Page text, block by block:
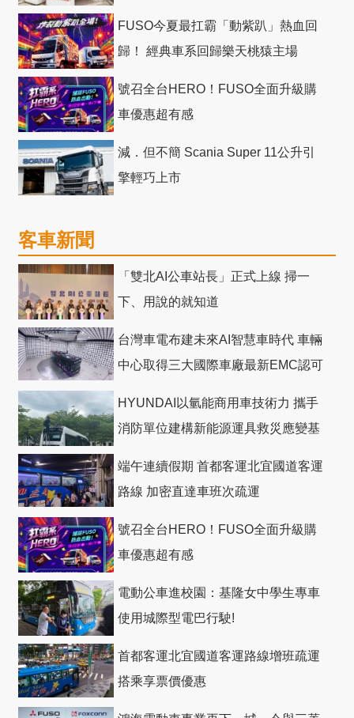
FUSO今夏最扛霸「動紫趴」熱血回
歸！ 經典車系回歸樂天桃猿主場
號召全台HERO！FUSO全面升級購
車優惠超有感
減．但不簡 Scania Super 11公升引
擎輕巧上市
客車新聞
「雙北AI公車站長」正式上線 掃一
下、用說的就知道
台灣車電布建未來AI智慧車時代 車輛
中心取得三大國際車廠最新EMC認可
HYUNDAI以氫能商用車技術力 攜手
消防單位建構新能源運具救災應變基
端午連續假期 首都客運北宜國道客運
路線 加密直達車班次疏運
號召全台HERO！FUSO全面升級購
車優惠超有感
電動公車進校園：基隆女中學生專車
使用城際型電巴行駛!
首都客運北宜國道客運路線增班疏運
搭乘享票價優惠